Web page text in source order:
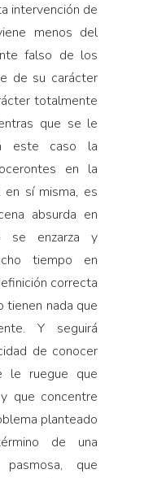
intervención de
menos del
falso de los
de su carácter
totalmente
que se le
este caso la
en la
sí misma, es
absurda en
se enzarza y
tiempo en
correcta
tienen nada que
Y seguirá
de conocer
le ruegue que
que concentre
planteado
de una
que